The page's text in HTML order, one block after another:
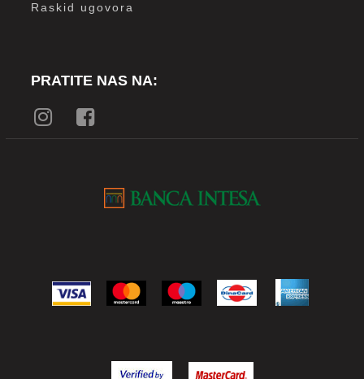
Raskid ugovora
PRATITE NAS NA: